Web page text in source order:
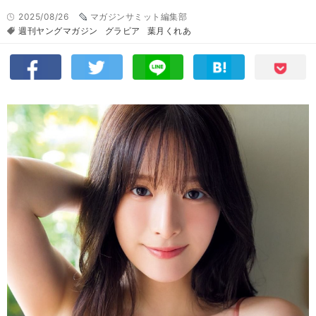
2025/08/26
マガジンサミット編集部
週刊ヤングマガジン
グラビア 葉月くれあ